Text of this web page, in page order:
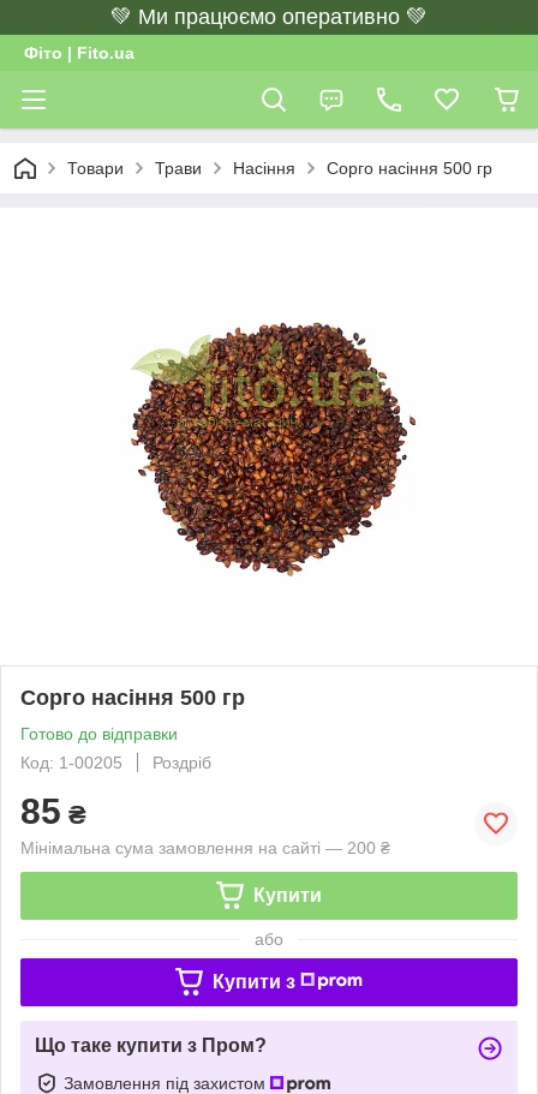
💚 Ми працюємо оперативно 💚
Фіто | Fito.ua
Товари Трави Насіння Сорго насіння 500 гр
Сорго насіння 500 гр
Готово до відправки
Код: 1-00205
Роздріб
85 ₴
Мінімальна сума замовлення на сайті — 200 ₴
Купити
або
Купити з
Що таке купити з Пром?
Замовлення під захистом